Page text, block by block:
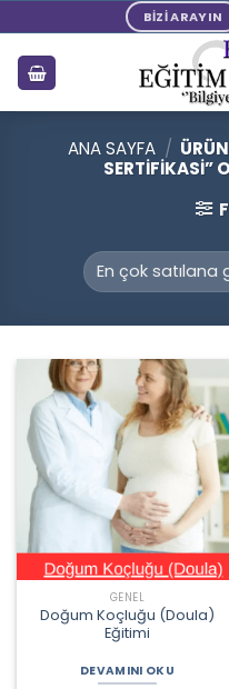
to
content
BİZİ ARAYIN
ANA SAYFA /
SERTIFIKASI”
GENEL
Doğum Koçluğu (Doula)
Eğitimi
DEVAMINI OKU